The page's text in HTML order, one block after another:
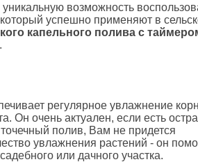
возможность
успешно применяют в
капельного полива с
.
регулярное увлажнение
Он очень актуален, если есть
полив, Вам не придется
увлажнения растений - он
или дачного участка.